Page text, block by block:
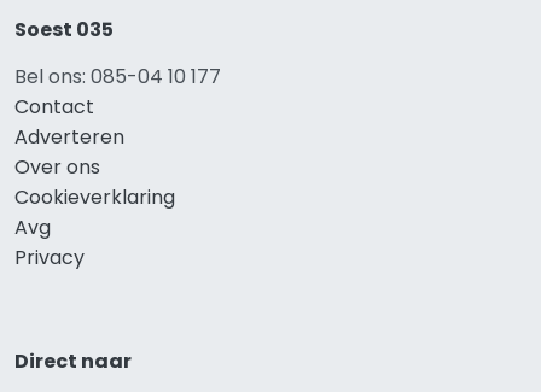
Soest 035
Bel ons: 085-04 10 177
Contact
Adverteren
Over ons
Cookieverklaring
Avg
Privacy
Direct naar